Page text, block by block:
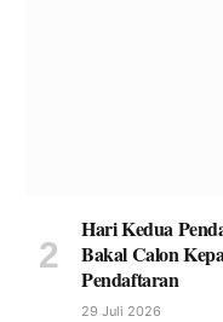
Hari Kedua
Bakal Calon
Pendaftaran
29 Juli 2026